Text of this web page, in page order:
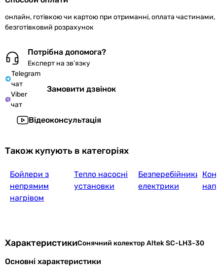
онлайн, готівкою чи картою при отриманні, оплата частинами,
безготівковий розрахунок
Потрібна допомога?
Експерт на зв’язку
Telegram
чат
Viber
чат
Замовити дзвінок
Відеоконсультація
Також купують в категоріях
Бойлери з
непрямим
нагрівом
Тепло насосні
установки
Безперебійники
електрики
ХарактеристикиСонячний колектор Altek SC-LH3-30
Основні характеристики